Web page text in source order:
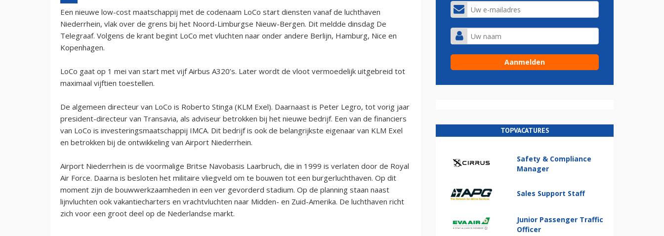
Een nieuwe low-cost maatschappij met de codenaam LoCo start diensten vanaf de luchthaven
Niederrhein, vlak over de grens bij het Noord-Limburgse Nieuw-Bergen. Dit meldde dinsdag De
Telegraaf. Volgens de krant begint LoCo met vluchten naar onder andere Berlijn, Hamburg, Nice en
Kopenhagen.
LoCo gaat op 1 mei van start met vijf Airbus A320’s. Later wordt de vloot vermoedelijk uitgebreid tot
maximaal vijftien toestellen.
De algemeen directeur van LoCo is Roberto Stinga (KLM Exel). Daarnaast is Peter Legro, tot vorig jaar
president-directeur van Transavia, als adviseur betrokken bij het nieuwe bedrijf. Een van de financiers
van LoCo is investeringsmaatschappij IMCA. Dit bedrijf is ook de belangrijkste eigenaar van KLM Exel
en betrokken bij de ontwikkeling van Airport Niederrhein.
Airport Niederrhein is de voormalige Britse Navobasis Laarbruch, die in 1999 is verlaten door de Royal
Air Force. Daarna is besloten het militaire vliegveld om te bouwen tot een burgerluchthaven. Op dit
moment zijn de bouwwerkzaamheden in een ver gevorderd stadium. Op de planning staan naast
lijnvluchten ook vakantiecharters en vrachtvluchten naar Midden- en Zuid-Amerika. De luchthaven richt
zich voor een groot deel op de Nederlandse markt.
TOPVACATURES
Safety & Compliance
Manager
Sales Support Staff
Junior Passenger Traffic
Officer